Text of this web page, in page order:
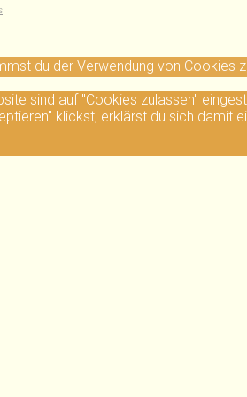
du der Verwendung von Cookies
sind auf "Cookies zulassen"
klickst, erklärst du sich damit